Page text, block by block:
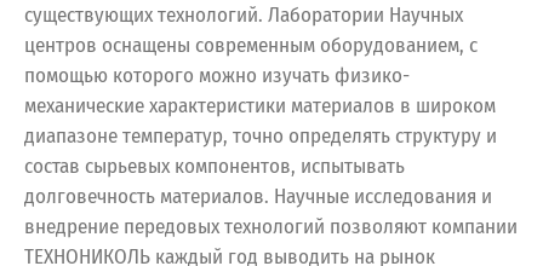
существующих технологий. Лаборатории Научных
центров оснащены современным оборудованием, с
помощью которого можно изучать физико-
механические характеристики материалов в широком
диапазоне температур, точно определять структуру и
состав сырьевых компонентов, испытывать
долговечность материалов. Научные исследования и
внедрение передовых технологий позволяют компании
ТЕХНОНИКОЛЬ каждый год выводить на рынок